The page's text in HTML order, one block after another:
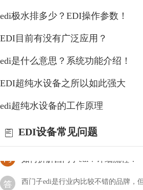
edi极水排多少？EDI操作参数！
EDI目前有没有广泛应用？
edi是什么意思？系统功能介绍！
EDI超纯水设备之所以如此强大
edi超纯水设备的工作原理
EDI设备常见问题
EDI系统和服务的公司或组织。EDI是
下进行交换商务文件
EDI制的水的电阻高咋回事？
随着科技的不断发展与进步，我们的
征，但现在，我们更加注重水的质量。
如何拆解西门子edi？详细流程！
可以发现就这么拆的比较麻烦，所以